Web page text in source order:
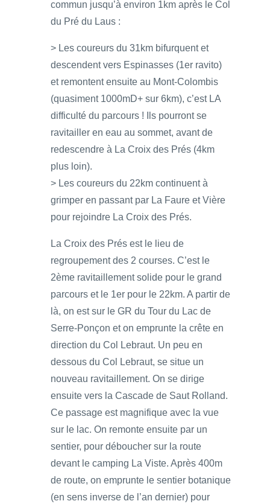
commun jusqu’à environ 1km après le Col
du Pré du Laus :
> Les coureurs du 31km bifurquent et
descendent vers Espinasses (1er ravito)
et remontent ensuite au Mont-Colombis
(quasiment 1000mD+ sur 6km), c’est LA
difficulté du parcours ! Ils pourront se
ravitailler en eau au sommet, avant de
redescendre à La Croix des Prés (4km
plus loin).
> Les coureurs du 22km continuent à
grimper en passant par La Faure et Vière
pour rejoindre La Croix des Prés.
La Croix des Prés est le lieu de
regroupement des 2 courses. C’est le
2ème ravitaillement solide pour le grand
parcours et le 1er pour le 22km. A partir de
là, on est sur le GR du Tour du Lac de
Serre-Ponçon et on emprunte la crête en
direction du Col Lebraut. Un peu en
dessous du Col Lebraut, se situe un
nouveau ravitaillement. On se dirige
ensuite vers la Cascade de Saut Rolland.
Ce passage est magnifique avec la vue
sur le lac. On remonte ensuite par un
sentier, pour déboucher sur la route
devant le camping La Viste. Après 400m
de route, on emprunte le sentier botanique
(en sens inverse de l’an dernier) pour